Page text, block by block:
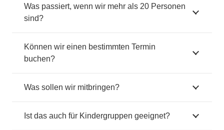
Was passiert, wenn wir mehr als 20 Personen
sind?
Können wir einen bestimmten Termin
buchen?
Was sollen wir mitbringen?
Ist das auch für Kindergruppen geeignet?